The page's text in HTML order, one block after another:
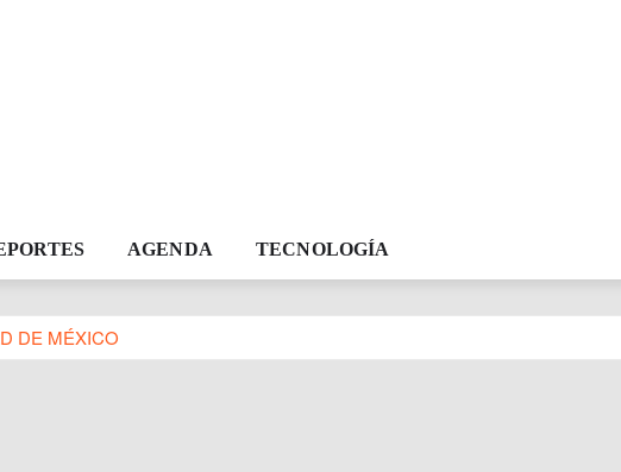
AGENDA TECNOLOGÍA
DE MÉXICO